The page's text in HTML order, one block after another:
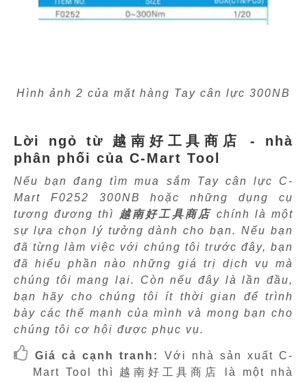
Hình ảnh 2 của mặt hàng Tay cân lực 300NB
Lời ngỏ từ 越南好工具商店 - nhà
phân phối của C-Mart Tool
Nếu bạn đang tìm mua sắm Tay cân lực C-
Mart F0252 300NB hoặc những dụng cụ
tương đương thì
越南好工具商店 chính là một
sự lựa chọn lý tưởng dành cho bạn. Nếu bạn
đã từng làm việc với chúng tôi trước đây, bạn
đã hiểu phần nào những giá trị dịch vụ mà
chúng tôi mang lại. Còn nếu đây là lần đầu,
bạn hãy cho chúng tôi ít thời gian để trình
bày các thế mạnh của mình và mong bạn cho
chúng tôi cơ hội được phục vụ.
Giá cả cạnh tranh:
Với nhà sản xuất C-
Mart Tool thì 越南好工具商店 là một nhà